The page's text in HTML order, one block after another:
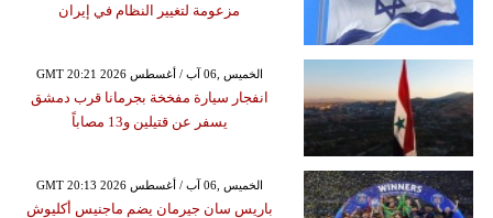
مزعومة لتغيير النظام في إيران
GMT 20:21 2026 الخميس ,06 آب / أغسطس
انفجار سيارة مفخخة بجرمانا قرب دمشق
يسفر عن قتيلين و13 مصاباً
GMT 20:13 2026 الخميس ,06 آب / أغسطس
باريس سان جيرمان يضم ماجنيس أكليوش